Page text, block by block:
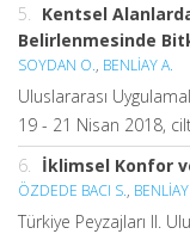
5. Kentsel
Belirlenmesinde
SOYDAN O., BENLİAY A.
Uluslararası
19 - 21 Nisan 2018,
6. İklimsel Konfor
ÖZDEDE BACI S.,
Türkiye Peyzajları II.